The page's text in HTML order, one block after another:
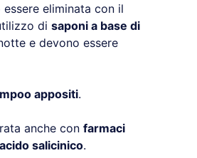
essere eliminata con il
di saponi a base di
e devono essere
appositi.
anche con farmaci
acido salicinico.